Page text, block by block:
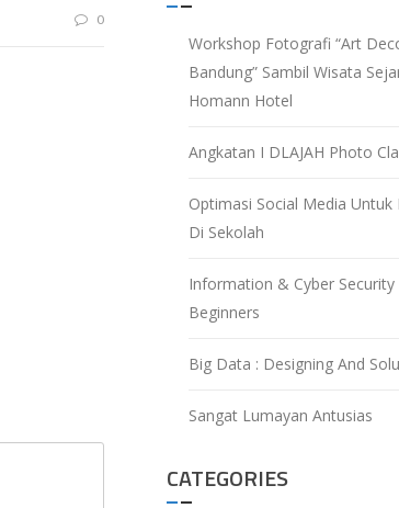
0
Workshop Fotografi “Art
Bandung” Sambil Wisata
Homann Hotel
Angkatan I DLAJAH Photo
Optimasi Social Media Untuk
Di Sekolah
Information & Cyber Security
Beginners
Big Data : Designing And
Sangat Lumayan Antusias
CATEGORIES